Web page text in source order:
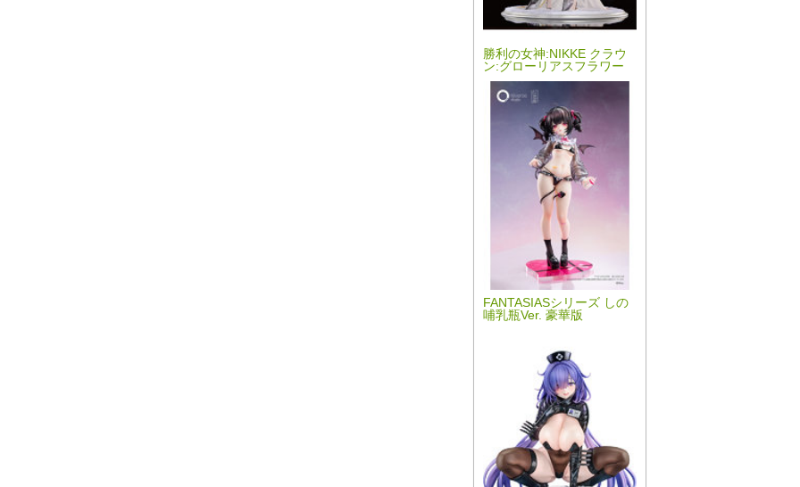
勝利の女神:NIKKE クラウ
ン:グローリアスフラワー
FANTASIASシリーズ しの
哺乳瓶Ver. 豪華版